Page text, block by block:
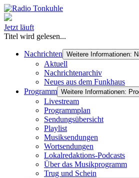
Jetzt läuft
Titel wird gelesen...
Nachrichten Weitere Informationen:
Aktuell
Nachrichtenarchiv
Neues aus dem Funkhaus
Programm Weitere Informationen:
Livestream
Programmplan
Sendungsübersicht
Playlist
Musiksendungen
Wortsendungen
Lokalredaktions-Podcasts
Über das Musikprogramm
Trug und Schein